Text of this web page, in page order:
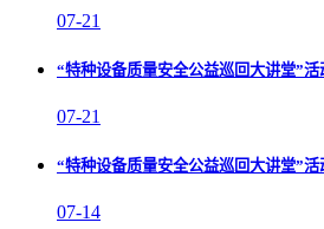
07-21
“特种设备质量安全公益巡回大讲堂”
07-21
“特种设备质量安全公益巡回大讲堂”
07-14